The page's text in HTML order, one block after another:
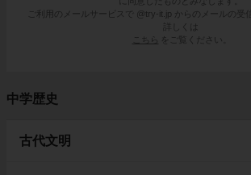
ご利用のメールサービスで @try-it.jp からのメールの受
詳しくは
こちら
をご覧ください。
中学歴史
古代文明